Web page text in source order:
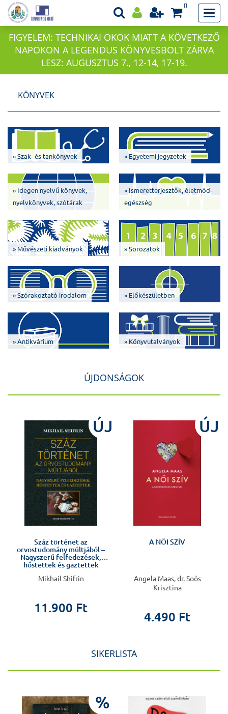
0
FIGYELEM: TECHNIKAI OKOK MIATT A KÖVETKEZŐ
NAPOKON A LEGENDUS KÖNYVESBOLT ZÁRVA
LESZ: AUGUSZTUS 7., 12-14, 17-19.
KÖNYVEK
» Szak- és tankönyvek » Egyetemi jegyzetek
» Idegen nyelvű könyvek,
nyelvkönyvek, szótárak
» Ismeretterjesztők, életmód-
egészség
» Művészeti kiadványok » Sorozatok
» Szórakoztató irodalom » Előkészületben
» Antikvárium » Könyvutalványok
ÚJDONSÁGOK
ÚJ
Száz történet az
orvostudomány múltjából –
Nagyszerű felfedezések,
hőstettek és gaztettek
Mikhail Shifrin
11.900 Ft
ÚJ
A NŐI SZÍV
Angela Maas, dr. Soós
Krisztina
4.490 Ft
SIKERLISTA
%